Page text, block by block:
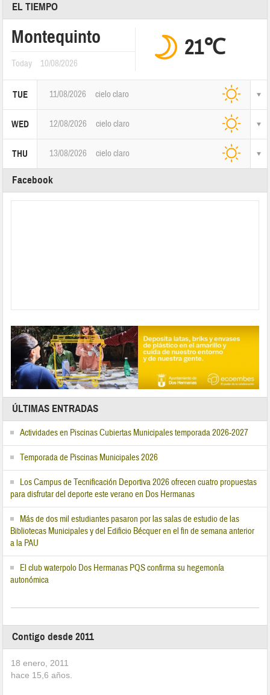
EL TIEMPO
Montequinto
Today 10/08/2026
21℃
TUE 11/08/2026 cielo claro
WED 12/08/2026 cielo claro
THU 13/08/2026 cielo claro
Facebook
ÚLTIMAS ENTRADAS
Actividades en Piscinas Cubiertas Municipales temporada 2026-2027
Temporada de Piscinas Municipales 2026
Los Campus de Tecnificación Deportiva 2026 ofrecen cuatro propuestas
para disfrutar del deporte este verano en Dos Hermanas
Más de dos mil estudiantes pasaron por las salas de estudio de las
Bibliotecas Municipales y del Edificio Bécquer en el fin de semana anterior
a la PAU
El club waterpolo Dos Hermanas PQS confirma su hegemonía
autonómica
Contigo desde 2011
18 enero, 2011
hace 15,6 años.